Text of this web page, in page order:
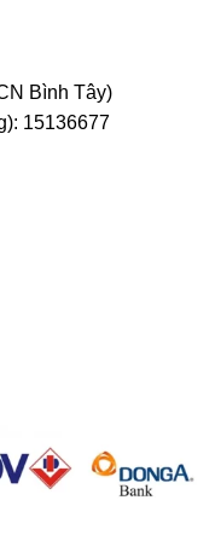
Bình Tây)
15136677